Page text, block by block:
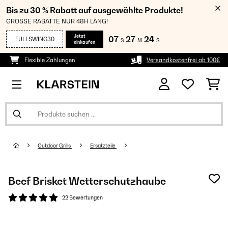
Bis zu 30 % Rabatt auf ausgewählte Produkte!
GROSSE RABATTE NUR 48H LANG!
FULLSWING30
Jetzt
einkaufen
07 S 27 M 24 S
Flexible Zahlungen Versandkostenfrei ab 100€
Outdoor Grills Ersatzteile
Beef Brisket Wetterschutzhaube
22 Bewertungen